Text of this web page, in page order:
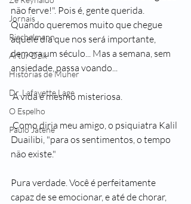
Jornais
Riechelmann
Artur Dzik
Histórias de Muher
Dr. Lafayette Lage
O Espelho
Paulo Jatene
não ferve!". Pois é, gente querida.
Quando queremos muito que chegue
aquele dia que nos será importante,
demora um século... Mas a semana, sem
ansiedade, passa voando...
A vida é mesmo misteriosa.
Como diria meu amigo, o psiquiatra Kalil
Duailibi, "para os sentimentos, o tempo
não existe."
Pura verdade. Você é perfeitamente
capaz de se emocionar, e até de chorar,